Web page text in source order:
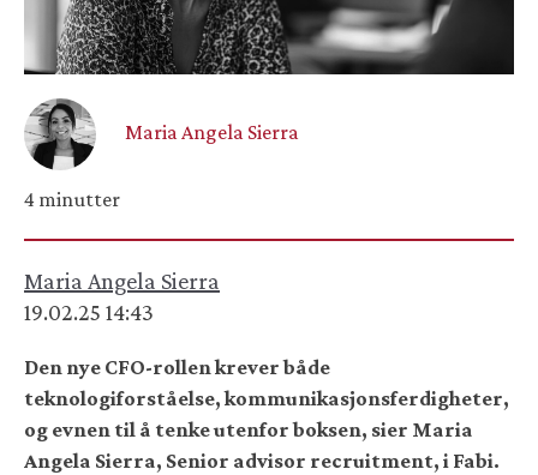
Maria Angela Sierra
4 minutter
Maria Angela Sierra
19.02.25 14:43
Den nye CFO-rollen krever både
teknologiforståelse, kommunikasjonsferdigheter,
og evnen til å tenke utenfor boksen, sier Maria
Angela Sierra, Senior advisor recruitment, i Fabi.